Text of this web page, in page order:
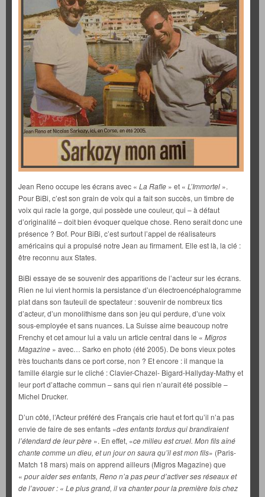
Jean Reno occupe les écrans avec « La Rafle » et « L’Immortel ».
Pour BiBi, c’est son grain de voix qui a fait son succès, un timbre de
voix qui racle la gorge, qui possède une couleur, qui – à défaut
d’originalité – doit bien évoquer quelque chose. Reno serait donc une
présence ? Bof. Pour BiBi, c’est surtout l’appel de réalisateurs
américains qui a propulsé notre Jean au firmament. Elle est là, la clé :
être reconnu aux States.
BiBi essaye de se souvenir des apparitions de l’acteur sur les écrans.
Rien ne lui vient hormis la persistance d’un électroencéphalogramme
plat dans son fauteuil de spectateur : souvenir de nombreux tics
d’acteur, d’un monolithisme dans son jeu qui perdure, d’une voix
sous-employée et sans nuances. La Suisse aime beaucoup notre
Frenchy et cet amour lui a valu un article central dans le « Migros
Magazine » avec… Sarko en photo (été 2005). De bons vieux potes
très touchants dans ce port corse, non ? Et encore : il manque la
famille élargie sur le cliché : Clavier-Chazel- Bigard-Hallyday-Mathy et
leur port d’attache commun – sans qui rien n’aurait été possible –
Michel Drucker.
D’un côté, l’Acteur préféré des Français crie haut et fort qu’il n’a pas
envie de faire de ses enfants «des enfants tordus qui brandiraient
l’étendard de leur père ». En effet, «ce milieu est cruel. Mon fils aîné
chante comme un dieu, et un jour on saura qu’il est mon fils» (Paris-
Match 18 mars) mais on apprend ailleurs (Migros Magazine) que
« pour aider ses enfants, Reno n’a pas peur d’activer ses réseaux et
de l’avouer : « Le plus grand, il va chanter pour la première fois chez